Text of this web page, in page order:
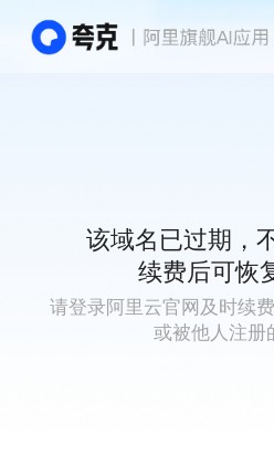
该域名已过期，
续费后可恢
请登录阿里云官网及时续
或被他人注册